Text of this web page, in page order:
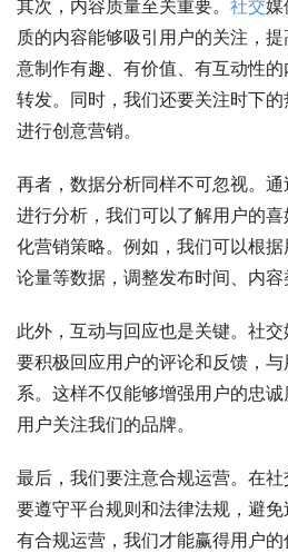
其次，内容质量至关重要。 社交媒
质的内容能够吸引用户的关注，
意制作有趣、有价值、有互动性
转发。同时，我们还要关注时下
进行创意营销。
再者，数据分析同样不可忽视。
进行分析，我们可以了解用户的
化营销策略。例如，我们可以根
论量等数据，调整发布时间、内容
此外，互动与回应也是关键。社
要积极回应用户的评论和反馈，
系。这样不仅能够增强用户的忠
用户关注我们的品牌。
最后，我们要注意合规运营。在
要遵守平台规则和法律法规，避
有合规运营，我们才能赢得用户